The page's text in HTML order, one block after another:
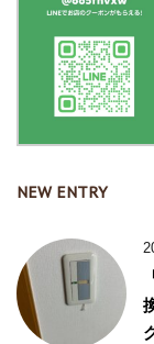
NEW ENTRY